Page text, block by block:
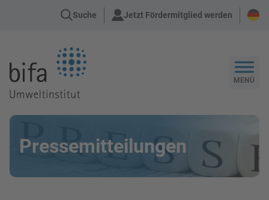
Suche Jetzt Fördermitglied werden
MENÜ
Pressemitteilungen